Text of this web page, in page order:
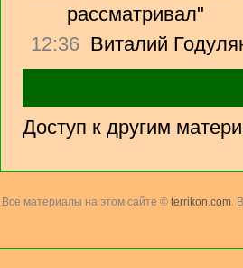
рассматривал"
12:36 Виталий
Доступ к другим
Все материалы на этом сайте © terrikon.com.